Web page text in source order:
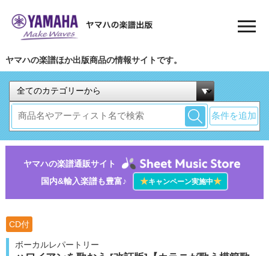
ヤマハの楽譜ほか出版商品の情報サイトです。
条件を追加
ヤマハの楽譜通販サイト
国内&輸入楽譜も豊富♪
★キャンペーン実施中★
CD付
ボーカルレパートリー